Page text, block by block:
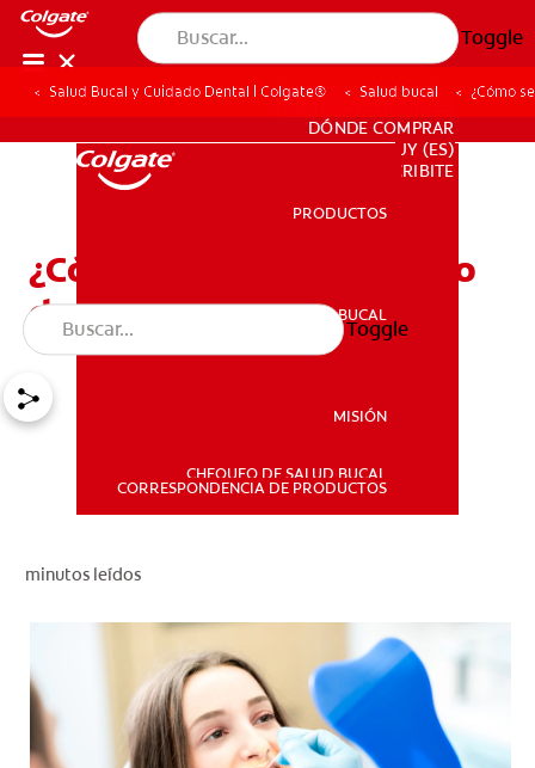
Toggle
SALUD BUCAL
PARA PROFESIONALES
DÓNDE COMPRAR
PARA PROFESIONALES
DÓNDE COMPRAR
UY (ES)
SUSCRIBITE
PRODUCTOS
SALUD BUCAL
MISIÓN
CHEQUEO DE SALUD BUCAL
CORRESPONDENCIA DE PRODUCTOS
Toggle
Salud Bucal y Cuidado Dental | Colgate® Salud bucal ¿Cómo
¿Cómo se debe usar el hilo
dental?
minutos leídos